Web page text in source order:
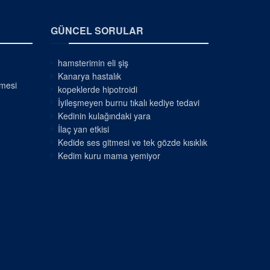
GÜNCEL SORULAR
hamsterimin eli şiş
Kanarya hastalık
kopeklerde hipotroidi
İyileşmeyen burnu tıkalı kediye tedavi
Kedinin kulağındaki yara
İlaç yan etkisi
Kedide ses gitmesi ve tek gözde kısıklık
Kedim kuru mama yemiyor